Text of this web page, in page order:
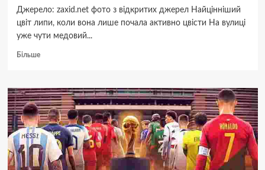
Джерело: zaxid.net фото з відкритих джерел Найцінніший
цвіт липи, коли вона лише почала активно цвісти На вулиці
уже чути медовий...
БільшеДокладніше
сила
липи:
чому
цвіт
слід
збирати
на
початку